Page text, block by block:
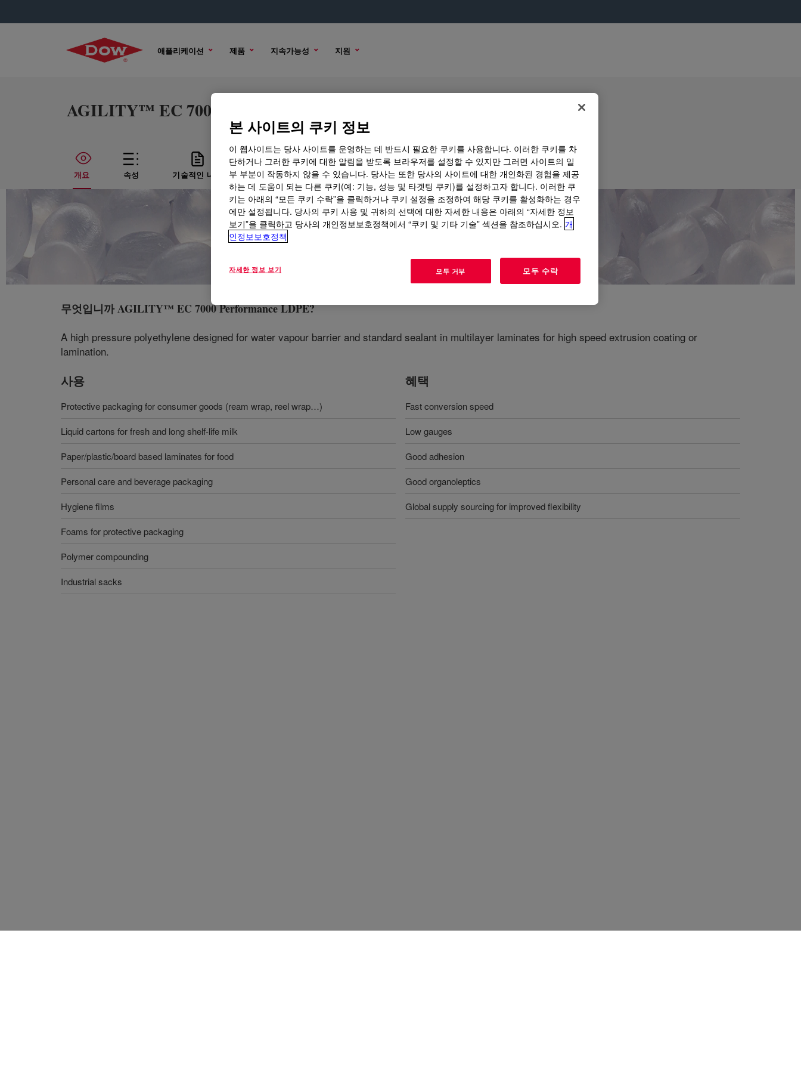
애플리케이션 제품 지속가능성 지원
AGILITY™ EC 7000 Performance LDPE
개요 속성 기술적인 내용 샘플 옵션 구매 옵션
무엇입니까AGILITY™ EC 7000 Performance LDPE?
A high pressure polyethylene designed for water vapour barrier and standard sealant in multilayer laminates for high speed extrusion coating or
lamination.
사용
Protective packaging for consumer goods (ream wrap, reel wrap…)
Liquid cartons for fresh and long shelf-life milk
Paper/plastic/board based laminates for food
Personal care and beverage packaging
Hygiene films
Foams for protective packaging
Polymer compounding
Industrial sacks
혜택
Fast conversion speed
Low gauges
Good adhesion
Good organoleptics
Global supply sourcing for improved flexibility
본 사이트의 쿠키 정보
이 웹사이트는 당사 사이트를 운영하는 데 반드시 필요한 쿠키를 사용합니다. 이러한 쿠키를 차
단하거나 그러한 쿠키에 대한 알림을 받도록 브라우저를 설정할 수 있지만 그러면 사이트의 일
부 부분이 작동하지 않을 수 있습니다. 당사는 또한 당사의 사이트에 대한 개인화된 경험을 제공
하는 데 도움이 되는 다른 쿠키(예: 기능, 성능 및 타겟팅 쿠키)를 설정하고자 합니다. 이러한 쿠
키는 아래의 “모든 쿠키 수락”을 클릭하거나 쿠키 설정을 조정하여 해당 쿠키를 활성화하는 경우
에만 설정됩니다. 당사의 쿠키 사용 및 귀하의 선택에 대한 자세한 내용은 아래의 “자세한 정보
보기”을 클릭하고 당사의 개인정보보호정책에서 “쿠키 및 기타 기술” 섹션을 참조하십시오. 개
인정보보호정책
자세한 정보 보기 모두 거부 모두 수락